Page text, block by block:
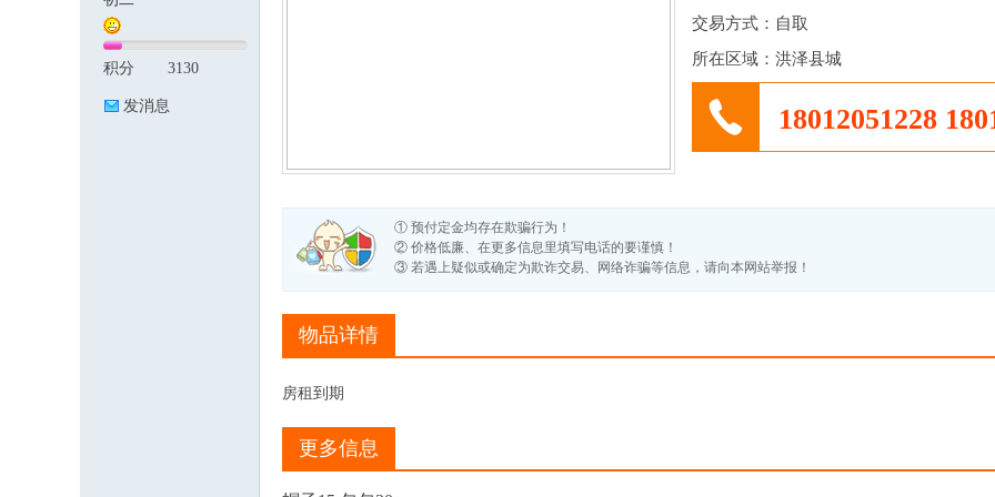
积分 3130
发消息
交易方式：自取
所在区域：洪泽县城
18012051228
① 预付定金均存在欺骗行为！
② 价格低廉、在更多信息里填写电话的要谨慎！
③ 若遇上疑似或确定为欺诈交易、网络诈骗等信息，请向本网站举报！
物品详情
房租到期
更多信息